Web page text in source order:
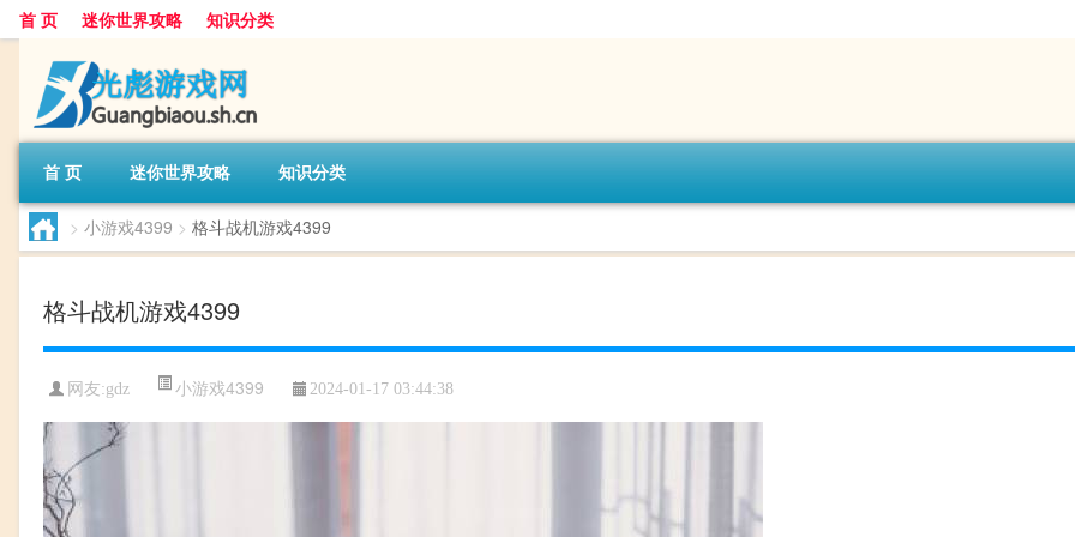
首 页 迷你世界攻略 知识分类
首 页 迷你世界攻略 知识分类
> 小游戏4399 > 格斗战机游戏4399
格斗战机游戏4399
网友:gdz 小游戏4399 2024-01-17 03:44:38